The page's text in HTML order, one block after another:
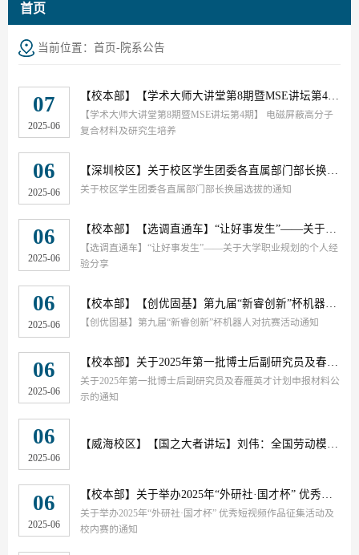
首页
当前位置： 首页-院系公告
07
2025-06
【校本部】 【学术大师大讲堂第8期暨MSE讲坛第4期】 电磁屏蔽高分子复合材料及研究生培养
【学术大师大讲堂第8期暨MSE讲坛第4期】 电磁屏蔽高分子
复合材料及研究生培养
06
2025-06
【深圳校区】 关于校区学生团委各直属部门部长换届选拔的通知
关于校区学生团委各直属部门部长换届选拔的通知
06
2025-06
【校本部】 【选调直通车】“让好事发生”——关于大学职业规划的个人经验分享
【选调直通车】“让好事发生”——关于大学职业规划的个人经
验分享
06
2025-06
【校本部】 【创优固基】第九届“新睿创新”杯机器人对抗赛活动通知
【创优固基】第九届“新睿创新”杯机器人对抗赛活动通知
06
2025-06
【校本部】 关于2025年第一批博士后副研究员及春雁英才计划申报材料公示的通知
关于2025年第一批博士后副研究员及春雁英才计划申报材料公
示的通知
06
2025-06
【威海校区】 【国之大者讲坛】刘伟：全国劳动模范的奋斗故事
06
2025-06
【校本部】 关于举办2025年“外研社·国才杯” 优秀短视频作品征集活动及校内赛的通知
关于举办2025年“外研社·国才杯” 优秀短视频作品征集活动及
校内赛的通知